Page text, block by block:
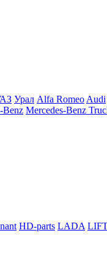
Урал Alfa Romeo Audi
Benz Mercedes-Benz
HD-parts LADA